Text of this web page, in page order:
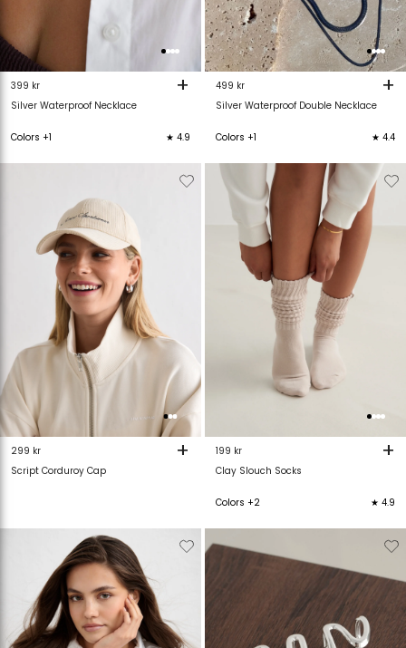
Silver Waterproof Necklace
399 kr +
Colors +1 ★ 4.9
Silver Waterproof Double Necklace
499 kr +
Colors +1 ★ 4.4
Toevoegen
verlanglijstje
verlanglijstje
Script Corduroy Cap
299 kr +
Verwijderen
van
verlanglijstje
Clay Slouch Socks
199 kr +
Colors +2 ★ 4.9
Toevoegen
aan
verlanglijstje
Verwijderen
verlanglijstje
verlanglijstje